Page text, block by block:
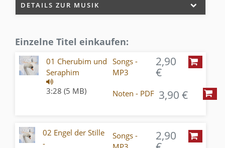
DETAILS ZUR MUSIK
Einzelne Titel einkaufen:
01 Cherubim und
Seraphim
3:28 (5 MB)
Songs -
MP3
2,90
€
Noten - PDF 3,90 €
02 Engel der Stille
-
Songs -
2,90